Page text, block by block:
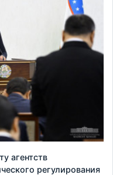
агентств
регулирования